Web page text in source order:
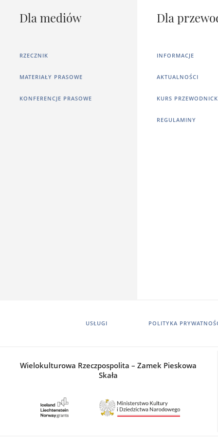
Dla mediów
RZECZNIK
MATERIAŁY PRASOWE
KONFERENCJE PRASOWE
Dla
INFORMACJE
AKTUALNOŚCI
KURS
REGULAMINY
USŁUGI POLITYKA
Wielokulturowa Rzeczpospolita – Zamek Pieskowa
Skała